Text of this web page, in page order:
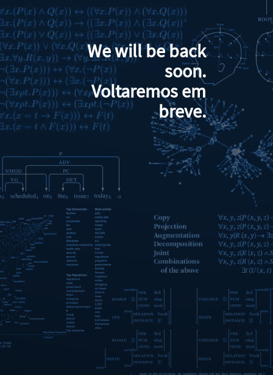
We will be back
soon.
Voltaremos em
breve.